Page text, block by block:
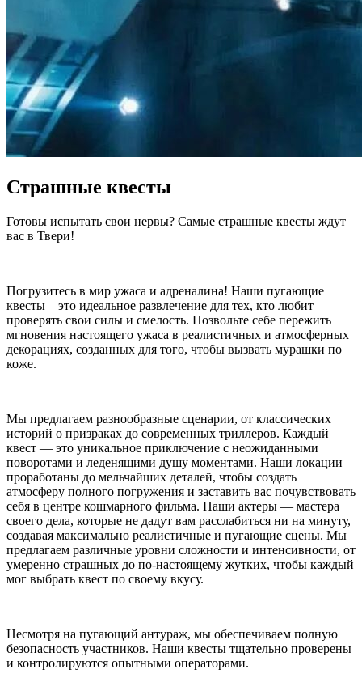
Страшные квесты
Готовы испытать свои нервы? Самые страшные квесты ждут
вас в Твери!
Погрузитесь в мир ужаса и адреналина! Наши пугающие
квесты – это идеальное развлечение для тех, кто любит
проверять свои силы и смелость. Позвольте себе пережить
мгновения настоящего ужаса в реалистичных и атмосферных
декорациях, созданных для того, чтобы вызвать мурашки по
коже.
Мы предлагаем разнообразные сценарии, от классических
историй о призраках до современных триллеров. Каждый
квест — это уникальное приключение с неожиданными
поворотами и леденящими душу моментами. Наши локации
проработаны до мельчайших деталей, чтобы создать
атмосферу полного погружения и заставить вас почувствовать
себя в центре кошмарного фильма. Наши актеры — мастера
своего дела, которые не дадут вам расслабиться ни на минуту,
создавая максимально реалистичные и пугающие сцены. Мы
предлагаем различные уровни сложности и интенсивности, от
умеренно страшных до по-настоящему жутких, чтобы каждый
мог выбрать квест по своему вкусу.
Несмотря на пугающий антураж, мы обеспечиваем полную
безопасность участников. Наши квесты тщательно проверены
и контролируются опытными операторами.